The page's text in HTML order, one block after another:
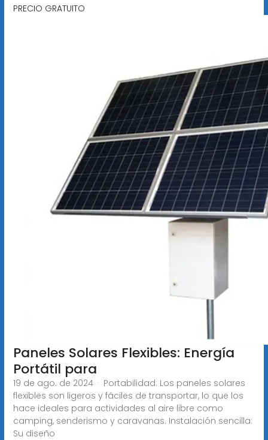
PRECIO GRATUITO
Paneles Solares Flexibles: Energía
Portátil para
19 de ago. de 2024 · Portabilidad: Los paneles solares
flexibles son ligeros y fáciles de transportar, lo que los
hace ideales para actividades al aire libre como
camping, senderismo y caravanas. Instalación sencilla:
Su diseño